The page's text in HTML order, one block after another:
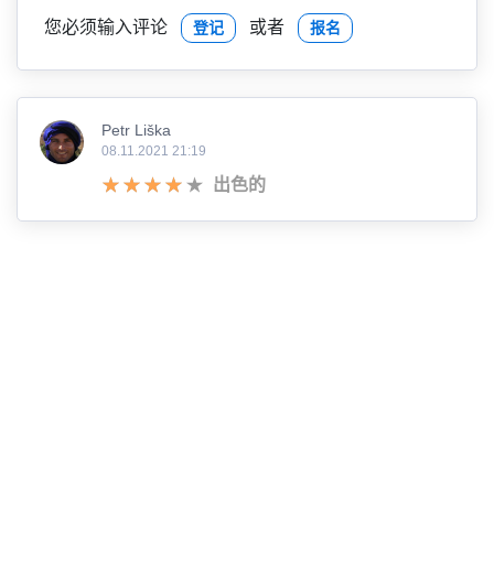
您必须输入评论 登记 或者 报名
Petr Liška
08.11.2021 21:19
出色的